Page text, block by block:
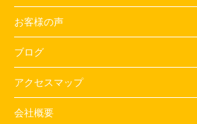
お客様の声
ブログ
アクセスマップ
会社概要